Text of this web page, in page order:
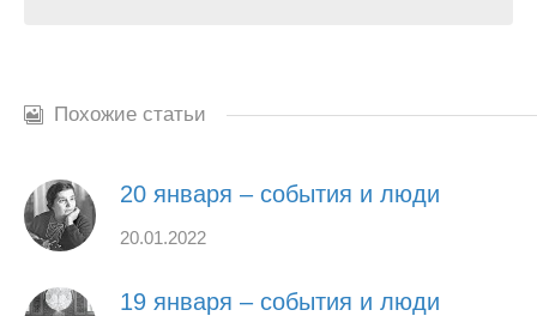
Похожие статьи
20 января – события и люди
20.01.2022
19 января – события и люди